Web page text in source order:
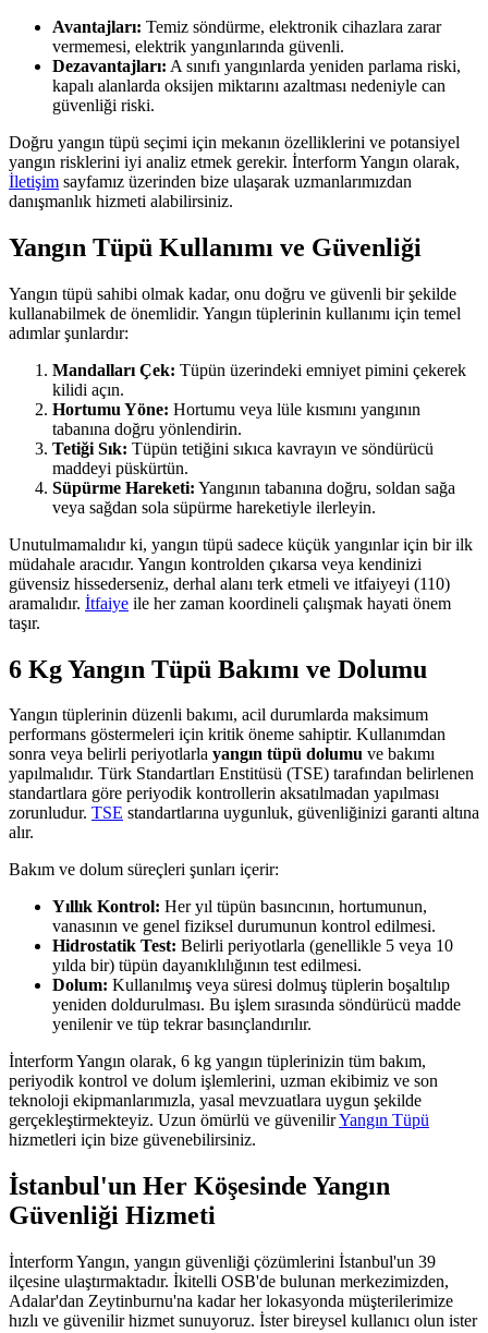
Avantajları: Temiz söndürme, elektronik cihazlara zarar
vermemesi, elektrik yangınlarında güvenli.
Dezavantajları: A sınıfı yangınlarda yeniden parlama riski,
kapalı alanlarda oksijen miktarını azaltması nedeniyle can
güvenliği riski.
Doğru yangın tüpü seçimi için mekanın özelliklerini ve potansiyel
yangın risklerini iyi analiz etmek gerekir. İnterform Yangın olarak,
İletişim sayfamız üzerinden bize ulaşarak uzmanlarımızdan
danışmanlık hizmeti alabilirsiniz.
Yangın Tüpü Kullanımı ve Güvenliği
Yangın tüpü sahibi olmak kadar, onu doğru ve güvenli bir şekilde
kullanabilmek de önemlidir. Yangın tüplerinin kullanımı için temel
adımlar şunlardır:
Mandalları Çek: Tüpün üzerindeki emniyet pimini çekerek
kilidi açın.
Hortumu Yöne: Hortumu veya lüle kısmını yangının
tabanına doğru yönlendirin.
Tetiği Sık: Tüpün tetiğini sıkıca kavrayın ve söndürücü
maddeyi püskürtün.
Süpürme Hareketi: Yangının tabanına doğru, soldan sağa
veya sağdan sola süpürme hareketiyle ilerleyin.
Unutulmamalıdır ki, yangın tüpü sadece küçük yangınlar için bir ilk
müdahale aracıdır. Yangın kontrolden çıkarsa veya kendinizi
güvensiz hissederseniz, derhal alanı terk etmeli ve itfaiyeyi (110)
aramalıdır. İtfaiye ile her zaman koordineli çalışmak hayati önem
taşır.
6 Kg Yangın Tüpü Bakımı ve Dolumu
Yangın tüplerinin düzenli bakımı, acil durumlarda maksimum
performans göstermeleri için kritik öneme sahiptir. Kullanımdan
sonra veya belirli periyotlarla yangın tüpü dolumu ve bakımı
yapılmalıdır. Türk Standartları Enstitüsü (TSE) tarafından belirlenen
standartlara göre periyodik kontrollerin aksatılmadan yapılması
zorunludur. TSE standartlarına uygunluk, güvenliğinizi garanti altına
alır.
Bakım ve dolum süreçleri şunları içerir:
Yıllık Kontrol: Her yıl tüpün basıncının, hortumunun,
vanasının ve genel fiziksel durumunun kontrol edilmesi.
Hidrostatik Test: Belirli periyotlarla (genellikle 5 veya 10
yılda bir) tüpün dayanıklılığının test edilmesi.
Dolum: Kullanılmış veya süresi dolmuş tüplerin boşaltılıp
yeniden doldurulması. Bu işlem sırasında söndürücü madde
yenilenir ve tüp tekrar basınçlandırılır.
İnterform Yangın olarak, 6 kg yangın tüplerinizin tüm bakım,
periyodik kontrol ve dolum işlemlerini, uzman ekibimiz ve son
teknoloji ekipmanlarımızla, yasal mevzuatlara uygun şekilde
gerçekleştirmekteyiz. Uzun ömürlü ve güvenilirYangın Tüpü
hizmetleri için bize güvenebilirsiniz.
İstanbul'un Her Köşesinde Yangın
Güvenliği Hizmeti
İnterform Yangın, yangın güvenliği çözümlerini İstanbul'un 39
ilçesine ulaştırmaktadır. İkitelli OSB'de bulunan merkezimizden,
Adalar'dan Zeytinburnu'na kadar her lokasyonda müşterilerimize
hızlı ve güvenilir hizmet sunuyoruz. İster bireysel kullanıcı olun ister